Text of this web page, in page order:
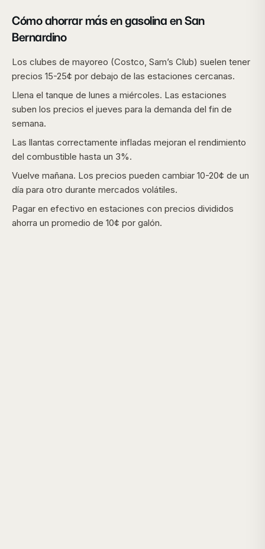
Cómo ahorrar más en gasolina enSan
Bernardino
Los clubes de mayoreo (Costco, Sam’s Club) suelen tener
precios 15-25¢ por debajo de las estaciones cercanas.
Llena el tanque de lunes a miércoles. Las estaciones
suben los precios el jueves para la demanda del fin de
semana.
Las llantas correctamente infladas mejoran el rendimiento
del combustible hasta un 3%.
Vuelve mañana. Los precios pueden cambiar 10-20¢ de un
día para otro durante mercados volátiles.
Pagar en efectivo en estaciones con precios divididos
ahorra un promedio de 10¢ por galón.